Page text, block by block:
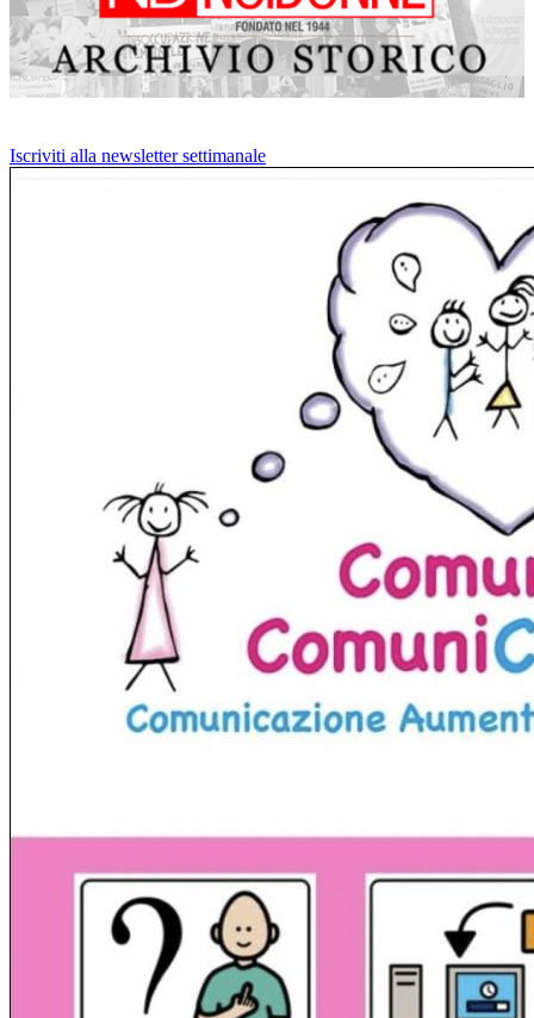
Iscriviti alla newsletter settimanale